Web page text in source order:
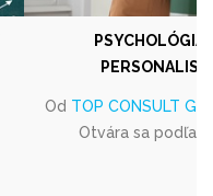
PSYCHOLÓGIA
Od TOP CONSULT
Otvára sa podľa